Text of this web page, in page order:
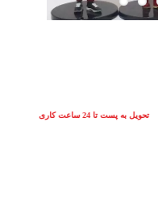
تحویل به پست تا 24 ساعت کاری